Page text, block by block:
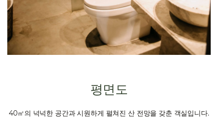
평면도
40㎡의 넉넉한 공간과 시원하게 펼쳐진 산 전망을 갖춘 객실입니다.